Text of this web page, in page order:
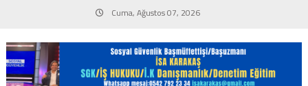
content
Cuma, Ağustos 07, 2026